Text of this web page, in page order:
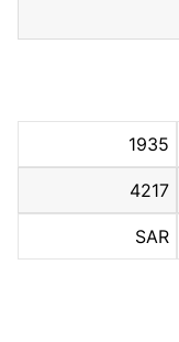
1935
4217
SAR